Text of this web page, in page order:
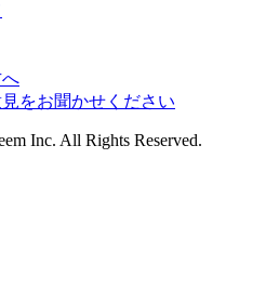
をお聞かせください
Inc. All Rights Reserved.